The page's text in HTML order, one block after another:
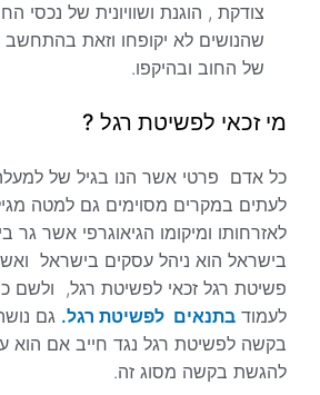
צודקת , הוגנת ושוויונית של נכסי
שהנושים לא יקופחו וזאת בהתחשב
של החוב ובהיקפו.
מי זכאי לפשיטת רגל ?
לאזרחותו ומיקומו הגיאוגרפי אשר גר
בישראל הוא ניהל עסקים בישראל
פשיטת רגל זכאי לפשיטת רגל, ולשם
לעמוד בתנאים לפשיטת רגל. גם
בקשה לפשיטת רגל נגד חייב אם הוא
להגשת בקשה מסוג זה.